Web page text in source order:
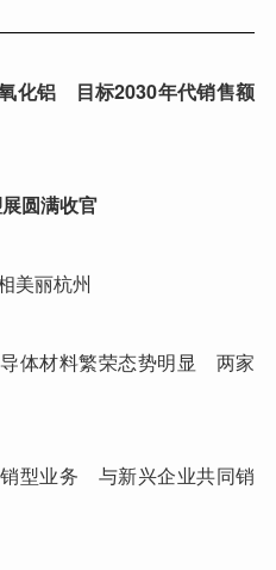
化铝 目标2030年代销售额
圆满收官
美丽杭州
体材料繁荣态势明显 两家
型业务 与新兴企业共同销